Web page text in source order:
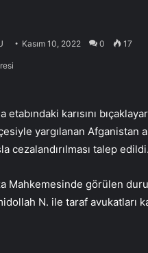
Kasım 10, 2022 0 17
etabındaki karısını
yargılanan Afganistan
cezalandırılması talep edildi.
Mahkemesinde görülen
N. ile taraf avukatları